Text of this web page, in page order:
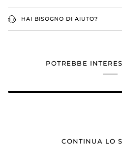
HAI BISOGNO DI AIUTO?
POTREBBE
CONTINUA LO